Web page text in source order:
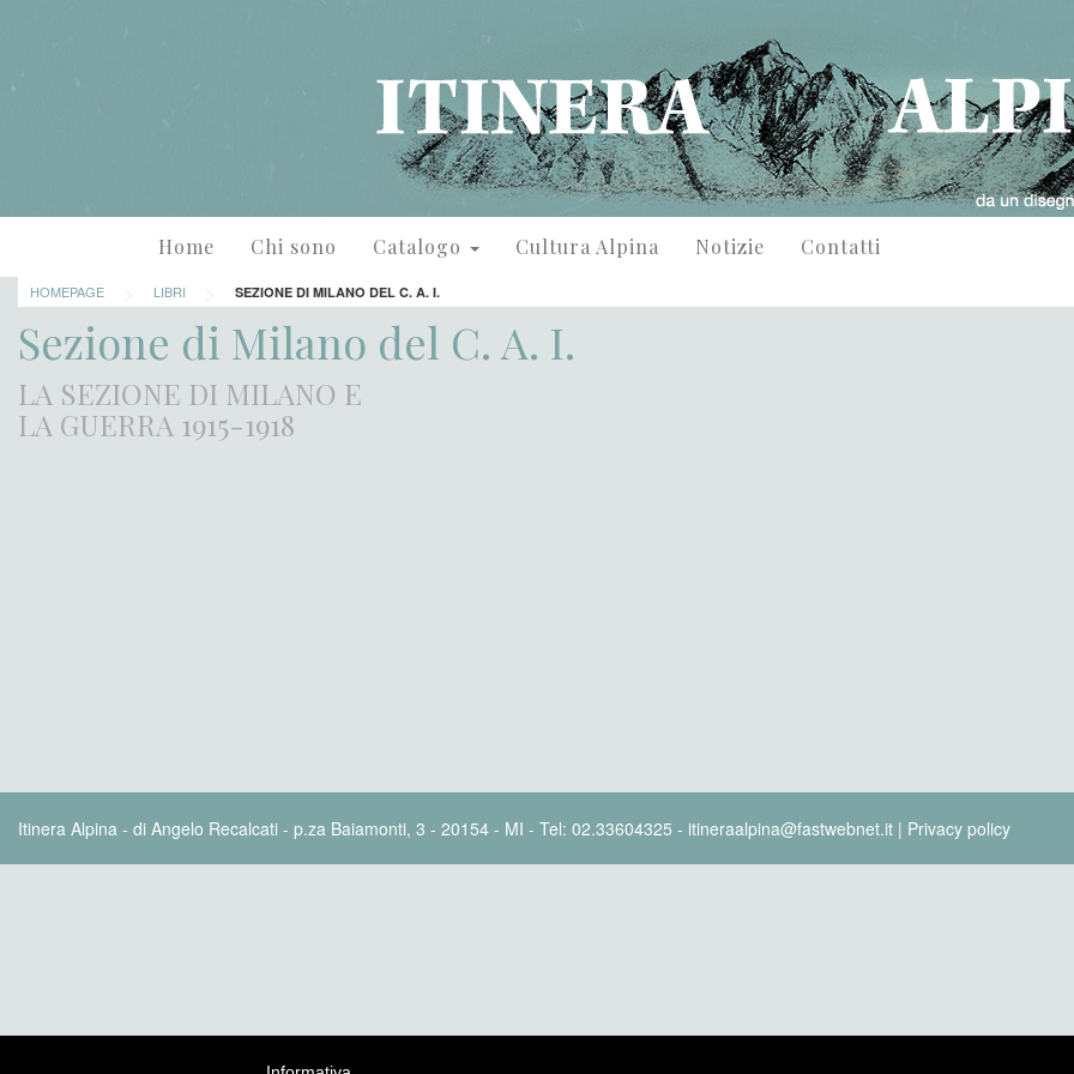
Home Chi sono Catalogo Cultura Alpina Notizie Contatti
HOMEPAGE LIBRI SEZIONE DI MILANO DEL C. A. I.
Sezione di Milano del C. A. I.
LA SEZIONE DI MILANO E
LA GUERRA 1915-1918
Itinera Alpina - di Angelo Recalcati - p.za Baiamonti, 3 - 20154 - MI - Tel: 02.33604325 - itineraalpina@fastwebnet.it | Privacy policy